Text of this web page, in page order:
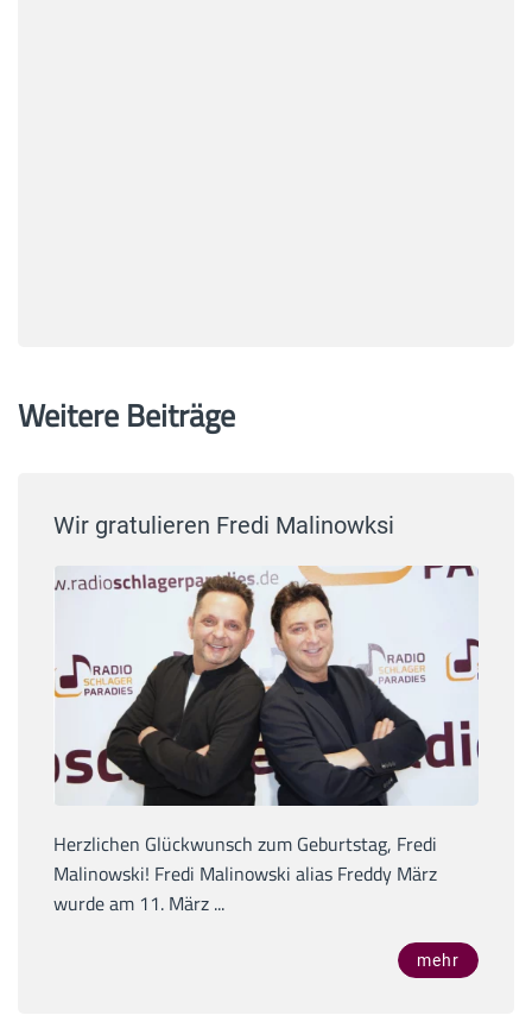
Weitere Beiträge
Wir gratulieren Fredi Malinowksi
Herzlichen Glückwunsch zum Geburtstag, Fredi
Malinowski! Fredi Malinowski alias Freddy März
wurde am 11. März ...
mehr